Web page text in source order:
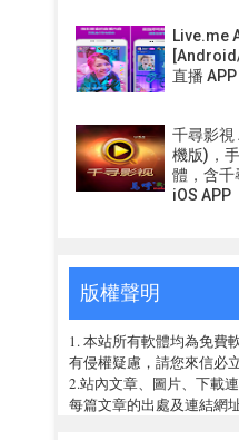
Live.me
直播 APP
千尋影視
機版)，
體，含
iOS APP
版權聲明
1. 本站所有軟體均為免費
有侵權疑慮，請您來信必
2.站內文章、圖片、下載
每篇文章的出處及連結網址